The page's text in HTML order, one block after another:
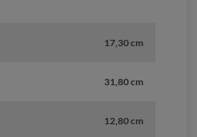
17,30 cm
31,80 cm
12,80 cm